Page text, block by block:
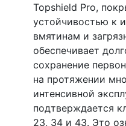
Topshield Pro,
устойчивостью к
вмятинам и
обеспечивает
сохранение
на протяжении
интенсивной
подтверждается
23, 34 и 43. Это